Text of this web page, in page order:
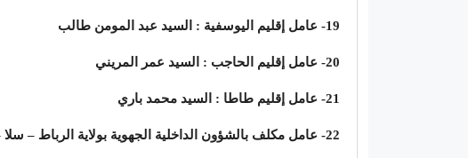
19- عامل إقليم اليوسفية : السيد عبد المومن طالب
20- عامل إقليم الحاجب : السيد عمر المريني
21- عامل إقليم طاطا : السيد محمد باري
22- عامل مكلف بالشؤون الداخلية الجهوية بولاية الرباط – سلا – القنيطرة : السيد يونس الخويلدي